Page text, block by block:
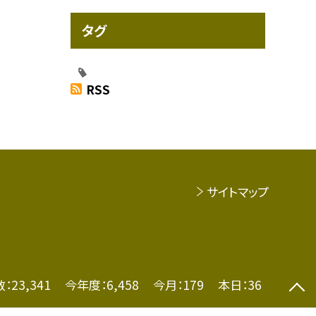
タグ
RSS
サイトマップ
23,341 今年度：6,458 今月：179 本日：36